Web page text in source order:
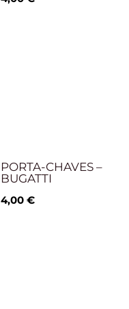
PORTA-CHAVES –
BUGATTI
4,00 €